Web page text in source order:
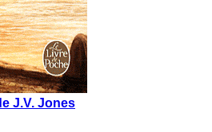
J.V. Jones